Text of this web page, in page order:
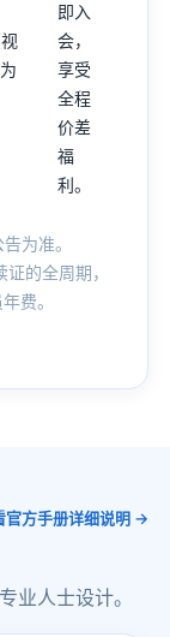
视
即入
会，
享受
全程
价差
福
利。
为准。
的全周期，
费。
官方手册详细说明 →
业人士设计。